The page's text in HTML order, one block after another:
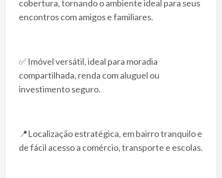
cobertura, tornando o ambiente ideal para seus
encontros com amigos e familiares.
✅ Imóvel versátil, ideal para moradia
compartilhada, renda com aluguel ou
investimento seguro.
📍Localização estratégica, em bairro tranquilo e
de fácil acesso a comércio, transporte e escolas.